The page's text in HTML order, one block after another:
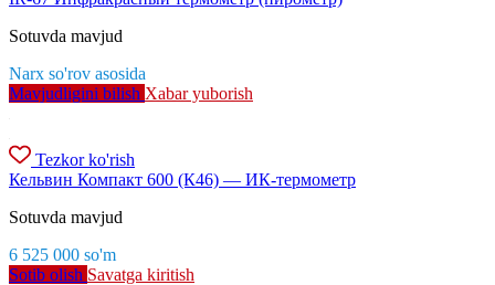
Sotuvda mavjud
Narx so'rov asosida
Mavjudligini bilish Xabar yuborish
Tezkor ko'rish
Кельвин Компакт 600 (К46) — ИК-термометр
Sotuvda mavjud
6 525 000 so'm
Sotib olish Savatga kiritish